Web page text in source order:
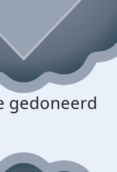
gedoneerd